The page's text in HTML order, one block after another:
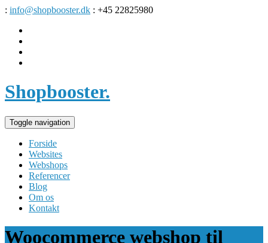
: info@shopbooster.dk : +45 22825980
Shopbooster.
Toggle navigation
Forside
Websites
Webshops
Referencer
Blog
Om os
Kontakt
Woocommerce webshop til